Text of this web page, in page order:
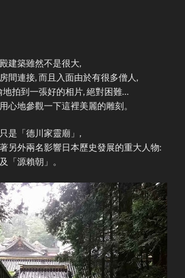
建築雖然不是很大,
間連接, 而且入面由於有很多僧人,
地拍到一張好的相片, 絕對困難…
心地參觀一下這裡美麗的雕刻。
是「德川家靈廟」,
另外兩名影響日本歷史發展的重大人物:
「源賴朝」。